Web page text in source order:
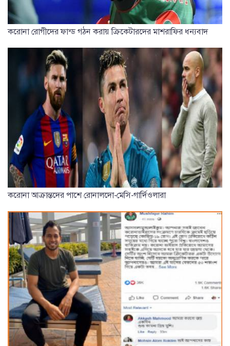
করোনা রোগীদের ফান্ড গঠন করায় ক্রিকেটারদের মাশরাফির ধন্যবাদ
করোনা আক্রান্তদের পাশে রোনালদো-মেসি-গার্দিওলারা